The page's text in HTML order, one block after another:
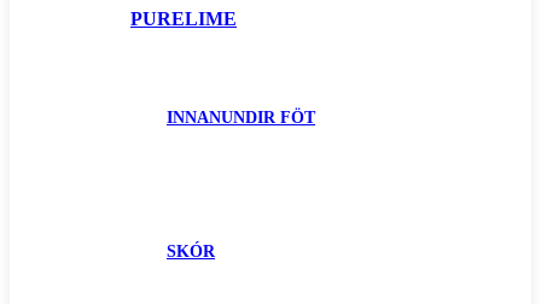
PURELIME
INNANUNDIR FÖT
SKÓR